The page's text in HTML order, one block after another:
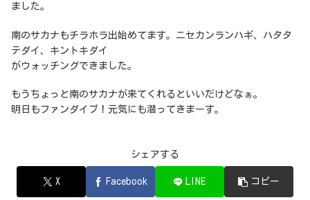
ました。
南のサカナもチラホラ出始めてます。ニセカンランハギ、ハタタ
テダイ、キントキダイ
がウォッチングできました。
もうちょっと南のサカナが来てくれるといいだけどなぁ。
明日もファンダイブ！元気にも潜ってきまーす。
シェアする
X Facebook LINE コピー